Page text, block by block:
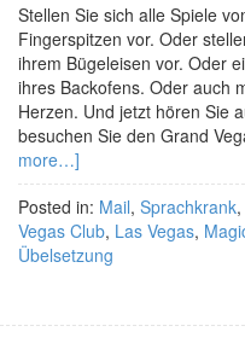
Stellen Sie sich alle Spiele
Fingerspitzen vor. Oder
ihrem Bügeleisen vor. Oder
ihres Backofens. Oder auch
Herzen. Und jetzt hören Sie
besuchen Sie den Grand
more…]
Posted in: Mail, Sprachkrank,
Vegas Club, Las Vegas,
Übelsetzung